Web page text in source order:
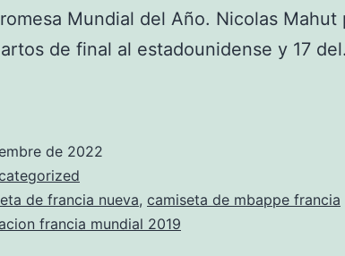
Mundial del Año. Nicolas Mahut
de final al estadounidense y 17
de 2022
de francia nueva, camiseta de mbappe francia
francia mundial 2019